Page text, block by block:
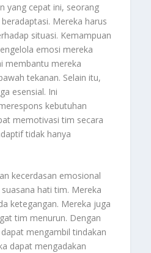
yang cepat ini, seorang
Mereka harus
situasi. Kemampuan
emosi mereka
membantu mereka
tekanan. Selain itu,
esensial. Ini
kebutuhan
memotivasi tim secara
tidak hanya
kecerdasan emosional
hati tim. Mereka
ketegangan. Mereka juga
tim menurun. Dengan
mengambil tindakan
dapat mengadakan